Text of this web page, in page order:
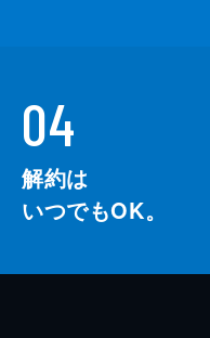
04
解約は
いつでもOK。